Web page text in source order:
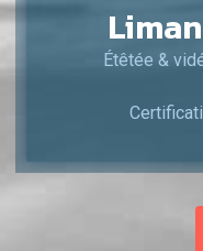
Étêtée &